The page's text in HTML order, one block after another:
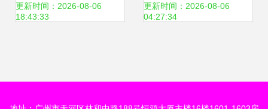
与打包服务全面升
更新时间：2026-08-06
18:43:33
业打包为货物保驾
更新时间：2026-08-06
04:27:34